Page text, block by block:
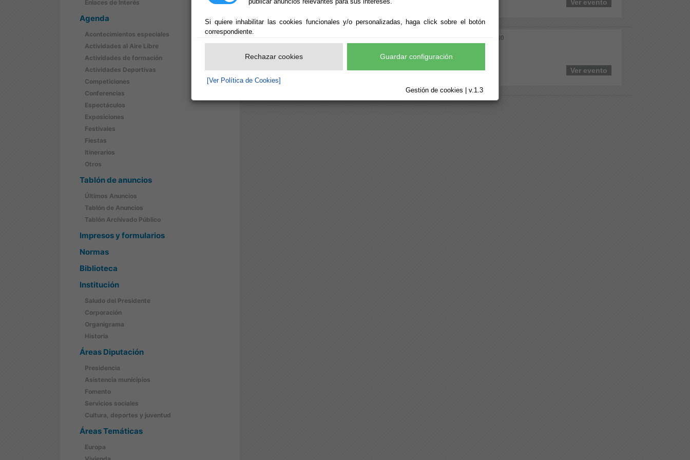
Si quiere inhabilitar las cookies funcionales y/o personalizadas, haga click sobre el botón
correspondiente.
Rechazar cookies Guardar configuración
[Ver Política de Cookies]
Gestión de cookies | v.1.3
Enlaces de Interés
Agenda
Acontecimientos especiales
Actividades al Aire Libre
Actividades de formación
Actividades Deportivas
Competiciones
Conferencias
Espectáculos
Exposiciones
Festivales
Fiestas
Itinerarios
Otros
Tablón de anuncios
Últimos Anuncios
Tablón de Anuncios
Tablón Archivado Público
Impresos y formularios
Normas
Biblioteca
Institución
Saludo del Presidente
Corporación
Organigrama
Historia
Áreas Diputación
Presidencia
Asistencia municipios
Fomento
Servicios sociales
Cultura, deportes y juventud
Áreas Temáticas
Europa
Ver evento
Del : 01/01/2025 Al: 30/11/2030
Lugar: Mojácar
Perido: Anual
Tipo: Arte y Cultura
Ver evento